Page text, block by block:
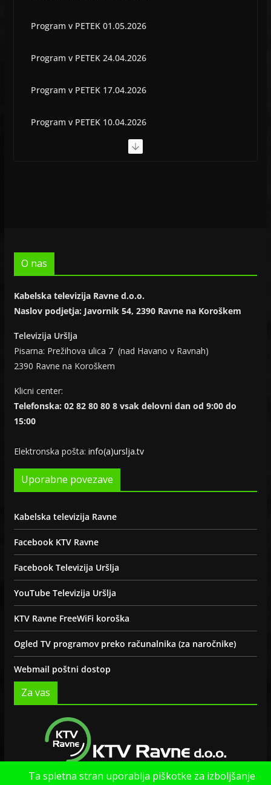
Program v PETEK 01.05.2026
Program v PETEK 24.04.2026
Program v PETEK 17.04.2026
Program v PETEK 10.04.2026
Program v PETEK 03.04.2026
O nas
Kabelska televizija Ravne d.o.o.
Naslov podjetja: Javornik 54, 2390 Ravne na Koroškem
Televizija Uršlja
Pisarna: Prežihova ulica 7 (nad Havano v Ravnah)
2390 Ravne na Koroškem
Klicni center:
Telefonska: 02 82 80 80 8 vsak delovni dan od 9:00 do
15:00
Elektronska pošta: info(a)urslja.tv
Uporabne povezave
Kabelska televizija Ravne
Facebook KTV Ravne
Facebook Televizija Uršlja
YouTube Televizija Uršlja
KTV Ravne FreeWiFi koroška
Ogled TV programov preko računalnika (za naročnike)
Webmail poštni dostop
Za vas
Ta spletna stran uporablja piškotke za izboljšanje